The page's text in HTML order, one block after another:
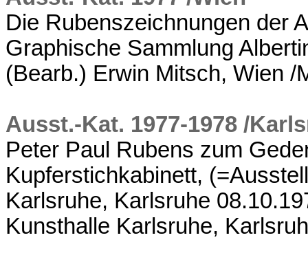
Die Rubenszeichnungen der
Graphische Sammlung
(Bearb.) Erwin Mitsch, Wien /
Ausst.-Kat. 1977-1978 /
Peter Paul Rubens zum
Kupferstichkabinett,
Karlsruhe, Karlsruhe
Kunsthalle Karlsruhe,